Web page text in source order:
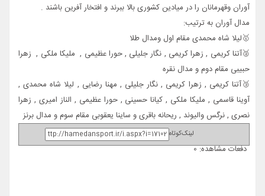
آوران وقهرمانان را در میادین کشوری بالا ببرند و افتخار آفرین باشند .
مدال آوران به ترتیب:
🥇لیلا شاه محمدی مقام اول ومدال طلا
🥈آتنا کریمی , زهرا کریمی , نگار جلیلی , حورا عظیمی , ملیکا ملکی , زهرا
حبیبی مقام دوم و مدال نقره
🥉آتنا کریمی , زهرا کریمی , نگار جلیلی , مهنا رضایی , لیلا شاه محمدی ,
آوینا قاسمی , ملیکا ملکی , کیانا حسینی , حورا عظیمی , الناز امیری , زهرا
نصری , نرگس والیوند , ریحانه باقری و ساینا یعقوبی مقام سوم و مدال برنز
لینک‌کوتاه
دفعات مشاهده: 0